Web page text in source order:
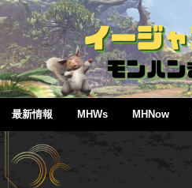
最新情報 MHWs MHNow